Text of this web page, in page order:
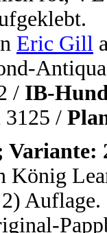
Eric Gill
/ IB-
3125 /
Variante:
König